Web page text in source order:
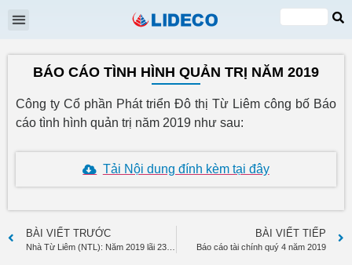
VI
EN
BÁO CÁO TÌNH HÌNH QUẢN TRỊ NĂM 2019
Công ty Cổ phần Phát triển Đô thị Từ Liêm công bố Báo
cáo tình hình quản trị năm 2019 như sau:
Tải Nội dung đính kèm tại đây
BÀI VIẾT TRƯỚC BÀI VIẾT TIẾP
Báo cáo tài chính quý 4 năm 2019